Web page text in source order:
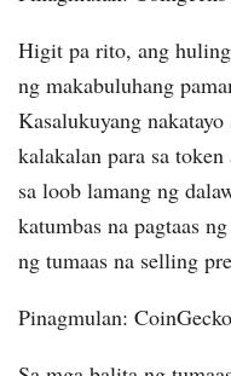
Higit pa rito, ang
ng makabuluhang
Kasalukuyang
kalakalan para sa
sa loob lamang ng
katumbas na pagtaas
ng tumaas na selling
Pinagmulan: CoinGecko